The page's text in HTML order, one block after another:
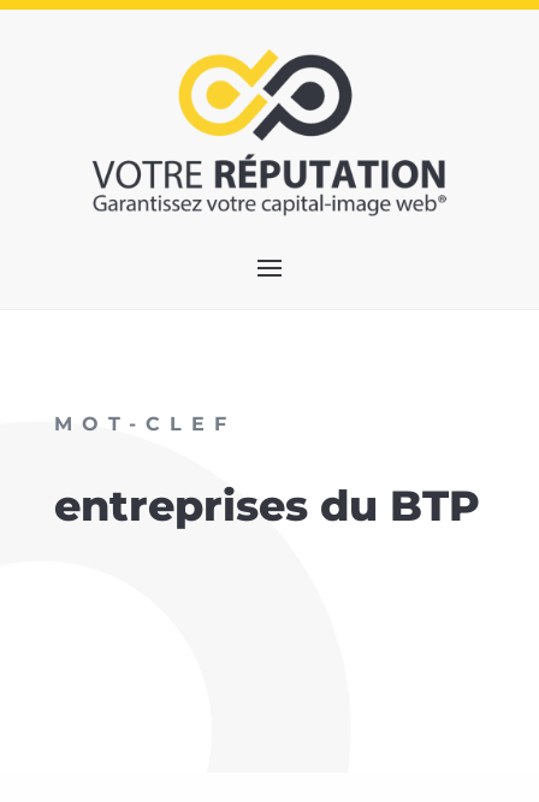
MOT-CLEF
entreprises du BTP